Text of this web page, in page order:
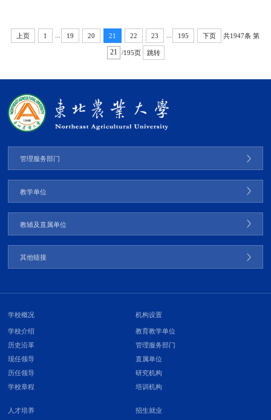
这正是科研团队自主培育的成果——东北寒地首个拥有自主知识产
权的陆地月季品种。不远处，洁白与...
上页 1 19 20 21 22 23 195 下页 共1947条 第
/195页 跳转
管理服务部门
教学单位
教辅及直属单位
其他链接
学校概况
学校介绍
历史沿革
现任领导
历任领导
学校章程
机构设置
教育教学单位
管理服务部门
直属单位
研究机构
培训机构
人才培养 招生就业